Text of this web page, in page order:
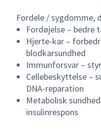
Fordele / sygdomme,
Fordøjelse –
Hjerte-kar –
blodkarsundhed
Immunforsvar –
Cellebeskyttelse –
DNA-reparation
Metabolisk
insulinrespons